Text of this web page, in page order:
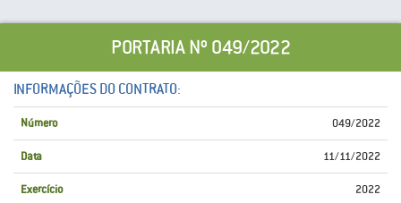
PORTARIA Nº 049/2022
INFORMAÇÕES DO CONTRATO:
Número 049/2022
Data 11/11/2022
Exercício 2022